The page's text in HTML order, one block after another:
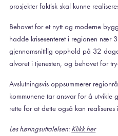
prosjekter faktisk skal kunne
Behovet for et nytt og moderne
hadde krisesenteret i regionen nær
gjennomsnittlig opphold på 32
alvoret i tjenesten, og behovet for
Avslutningsvis oppsummerer
kommunene tar ansvar for å utvikle
rette for at dette også kan realiseres
Les høringsuttalelsen:Klikk her